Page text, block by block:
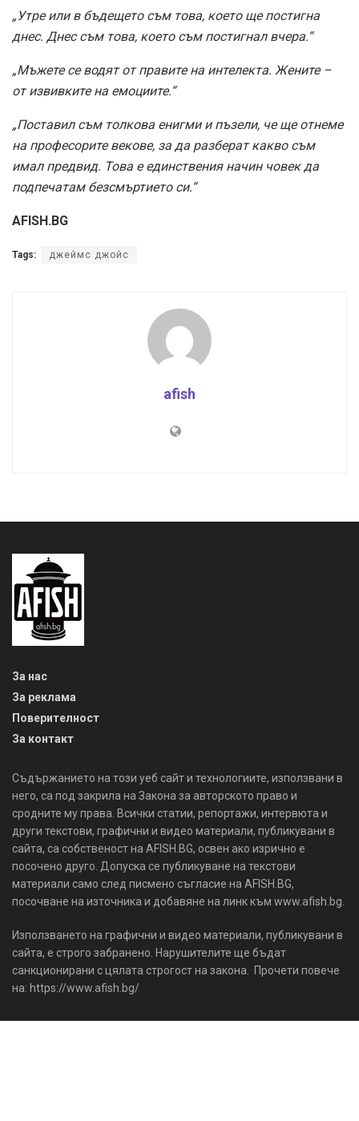
„Утре или в бъдещето съм това, което ще постигна
днес. Днес съм това, което съм постигнал вчера.“
„Мъжете се водят от правите на интелекта. Жените –
от извивките на емоциите.“
„Поставил съм толкова енигми и пъзели, че ще отнеме
на професорите векове, за да разберат какво съм
имал предвид. Това е единствения начин човек да
подпечатам безсмъртието си.“
AFISH.BG
Tags: джеймс джойс
afish
За нас
За реклама
Поверителност
За контакт
Съдържанието на този уеб сайт и технологиите, използвани в
него, са под закрила на Закона за авторското право и
сродните му права. Всички статии, репортажи, интервюта и
други текстови, графични и видео материали, публикувани в
сайта, са собственост на AFISH.BG, освен ако изрично е
посочено друго. Допуска се публикуване на текстови
материали само след писмено съгласие на AFISH.BG,
посочване на източника и добавяне на линк към www.afish.bg.
Използването на графични и видео материали, публикувани в
сайта, е строго забранено. Нарушителите ще бъдат
санкционирани с цялата строгост на закона. Прочети повече
на: https://www.afish.bg/